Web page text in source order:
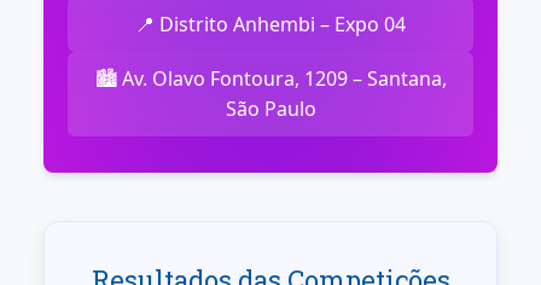
📍 Distrito Anhembi – Expo 04
🏙️ Av. Olavo Fontoura, 1209 – Santana,
São Paulo